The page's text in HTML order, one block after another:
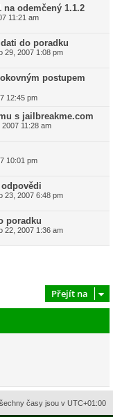
na odemčený 1.1.2
11:21 am
do poradku
29, 2007 1:08 pm
postupem
12:45 pm
s jailbreakme.com
11:28 am
10:01 pm
odpovědi
23, 2007 6:48 pm
poradku
22, 2007 1:36 am
Přejít na
časy jsou v UTC+01:00